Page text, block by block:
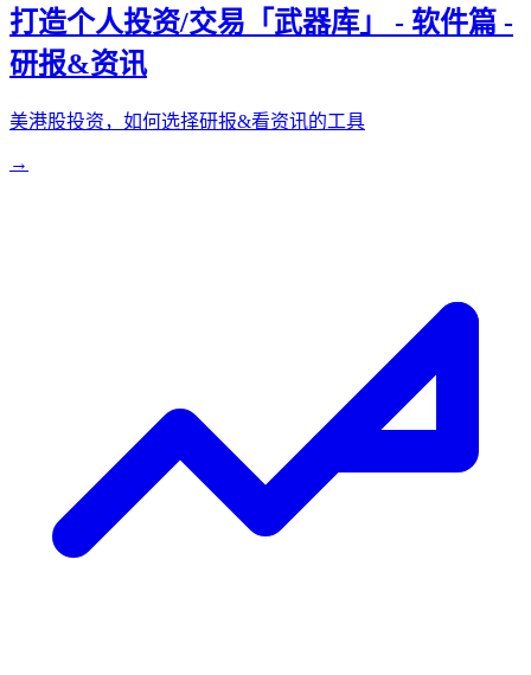
打造个人投资/交易「武器库」 - 软件篇 -
研报&资讯
美港股投资，如何选择研报&看资讯的工具
→